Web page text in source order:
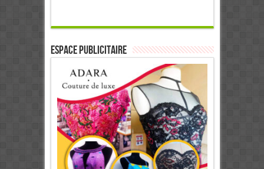
ESPACE PUBLICITAIRE